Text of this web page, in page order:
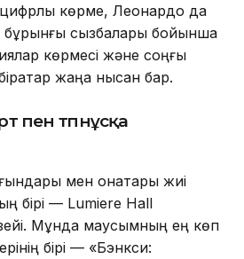
көрме, Леонардо да
бұрынғы сызбалары бойынша
көрмесі және соңғы
жаңа нысан бар.
пен түпнұсқа
мен қонақтары жиі
бірі — Lumiere Hall
Мұнда маусымның ең көп
бірі — «Бэнкси: